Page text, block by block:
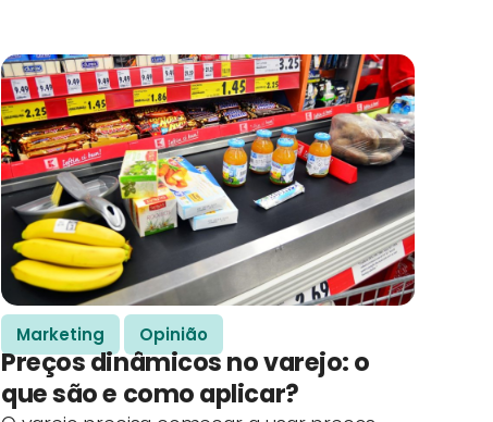
Marketing Opinião
Preços dinâmicos no varejo: o
que são e como aplicar?